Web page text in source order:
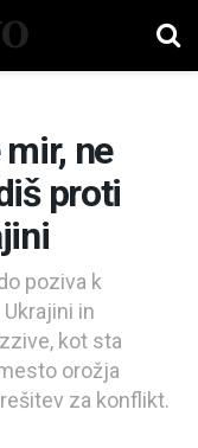
ne
proti
poziva k
in
kot sta
orožja
za konflikt.